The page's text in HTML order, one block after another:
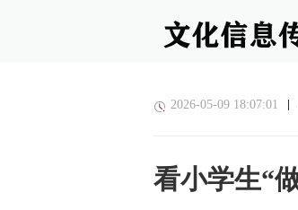
2026-05-09 18:07:01
看小学生“